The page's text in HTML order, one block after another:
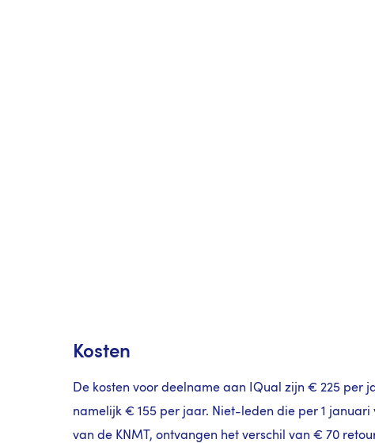
Kosten
De kosten voor deelname aan IQual zijn € 225 per
namelijk € 155 per jaar. Niet-leden die per 1
van de KNMT, ontvangen het verschil van € 70